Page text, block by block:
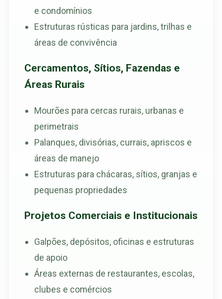
e condomínios
Estruturas rústicas para jardins, trilhas e
áreas de convivência
Cercamentos, Sítios, Fazendas e
Áreas Rurais
Mourões para cercas rurais, urbanas e
perimetrais
Palanques, divisórias, currais, apriscos e
áreas de manejo
Estruturas para chácaras, sítios, granjas e
pequenas propriedades
Projetos Comerciais e Institucionais
Galpões, depósitos, oficinas e estruturas
de apoio
Áreas externas de restaurantes, escolas,
clubes e comércios